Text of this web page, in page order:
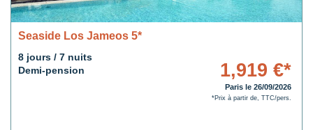
Seaside Los Jameos 5*
8 jours / 7 nuits
Demi-pension
1,919 €*
Paris le 26/09/2026
*Prix à partir de, TTC/pers.